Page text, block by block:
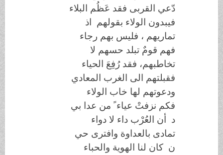
دّعي القربى فقد عَظُم البلاء
فيبدون الولاء بقولهم اذ
تماريهم ، فليس بهم رجاء
فهم قومٌ تبلد حسهم لا
تخاطبهم، فقد رُفِعَ الحياء
فقبلتهم الى الغرب المعادي
ودعوتهم لها خاب الولاء
فكم نزفتْ عياء ً من عدا بي
د أن العُرْب داء لا دواء
تمادى بالعداوة وافترى حي
ن كان لنا الهوية والحباء